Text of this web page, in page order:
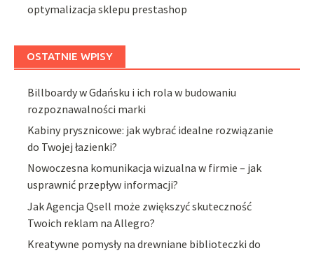
optymalizacja sklepu prestashop
OSTATNIE WPISY
Billboardy w Gdańsku i ich rola w budowaniu
rozpoznawalności marki
Kabiny prysznicowe: jak wybrać idealne rozwiązanie
do Twojej łazienki?
Nowoczesna komunikacja wizualna w firmie – jak
usprawnić przepływ informacji?
Jak Agencja Qsell może zwiększyć skuteczność
Twoich reklam na Allegro?
Kreatywne pomysły na drewniane biblioteczki do